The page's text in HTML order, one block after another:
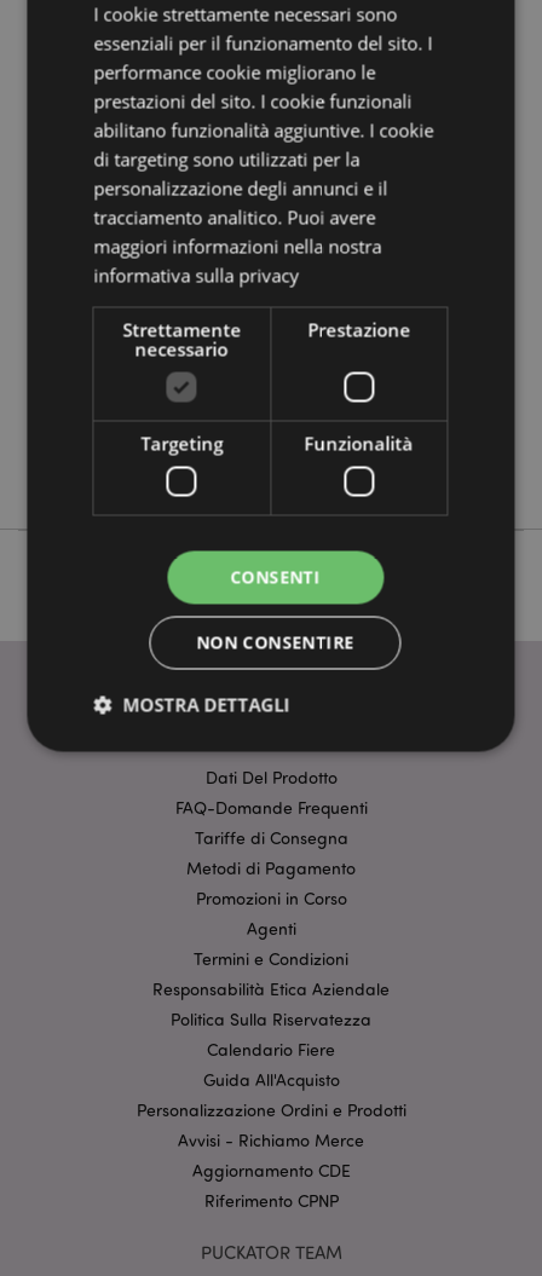
Informazioni Aggiuntive:
Vuoi informazioni su come inoltrare un ordine
utilizzando il sito internet di Puckator?
guida all'acquisto.
Dettagli del Prodotto
Informazioni
Aggiuntive
Altezza 7.5cm Larghezza 8cm Profondità
5055071796685
96
0.186000
Dati Del Prodotto
FAQ-Domande Frequenti
Tariffe di Consegna
Metodi di Pagamento
Promozioni in Corso
Agenti
Termini e Condizioni
Responsabilità Etica Aziendale
Politica Sulla Riservatezza
Calendario Fiere
Guida All'Acquisto
Personalizzazione Ordini e Prodotti
Avvisi - Richiamo Merce
Aggiornamento CDE
Riferimento CPNP
PUCKATOR TEAM
I cookie strettamente necessari sono
essenziali per il funzionamento del sito. I
performance cookie migliorano le
prestazioni del sito. I cookie funzionali
abilitano funzionalità aggiuntive. I cookie
di targeting sono utilizzati per la
personalizzazione degli annunci e il
tracciamento analitico. Puoi avere
maggiori informazioni nella nostra
informativa sulla privacy
Strettamente
necessario
Prestazione
Targeting Funzionalità
CONSENTI
NON CONSENTIRE
MOSTRA DETTAGLI
Strettamente necessario
Prestazione
Targeting
Funzionalità
I cookie strettamente necessari consentono le
funzionalità di base del sito web come accesso alla
internet non può essere utilizzato correttamente
senza i cookie strettamente necessari.
Provider
CookieScriptConsent